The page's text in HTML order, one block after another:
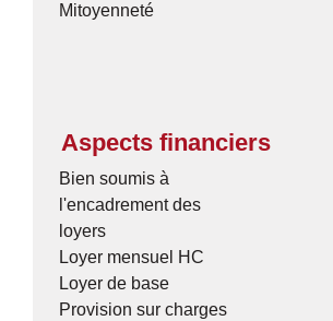
Mitoyenneté
Aspects financiers
Bien soumis à
l'encadrement des
loyers
Loyer mensuel HC
Loyer de base
Provision sur charges